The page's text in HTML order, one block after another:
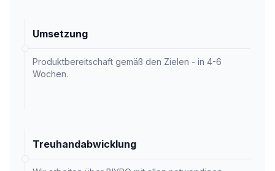
Umsetzung
Produktbereitschaft gemäß den Zielen - in 4-6
Wochen.
Treuhandabwicklung